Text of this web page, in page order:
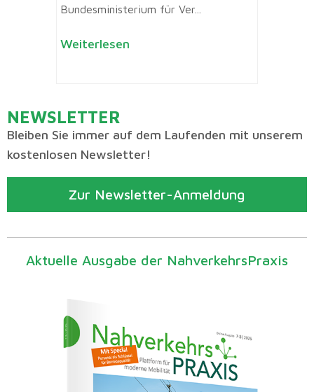
Bundesministerium für Ver...
Weiterlesen
NEWSLETTER
Bleiben Sie immer auf dem Laufenden mit unserem
kostenlosen Newsletter!
Zur Newsletter-Anmeldung
Aktuelle Ausgabe der NahverkehrsPraxis